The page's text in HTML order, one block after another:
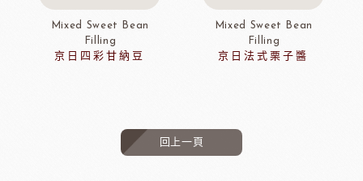
Mixed Sweet Bean
Filling
京日四彩甘納豆
Mixed Sweet Bean
Filling
京日法式栗子醬
回上一頁